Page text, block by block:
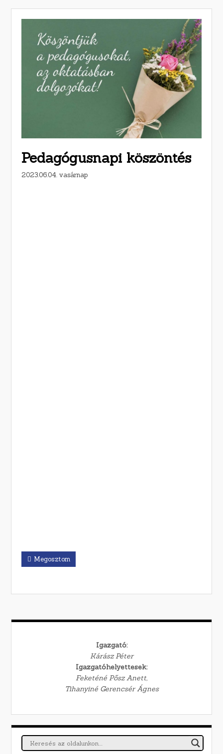
Pedagógusnapi köszöntés
2023.06.04. vasárnap
Megosztom
Igazgató:
Kárász Péter
Igazgatóhelyettesek:
Feketéné Pősz Anett,
Tihanyiné Gerencsér Ágnes